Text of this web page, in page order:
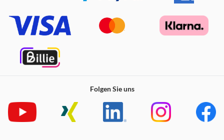
Folgen Sie uns